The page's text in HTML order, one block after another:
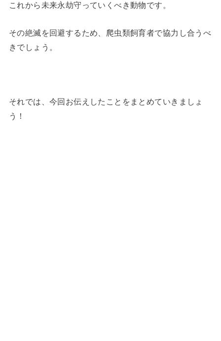
これから未来永劫守っていくべき動物です。
その絶滅を回避するため、爬虫類飼育者で協力し合うべ
きでしょう。
それでは、今回お伝えしたことをまとめていきましょ
う！